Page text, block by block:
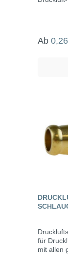
Ab
für
mit allen